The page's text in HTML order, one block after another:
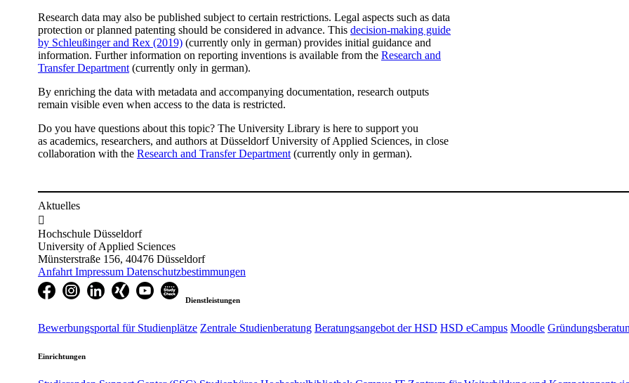
Research data may also be published subject to certain restrictions. Legal aspects such as data
protection or planned patenting should be considered in advance. This decision-making guide
by Schleußinger and Rex (2019) (currently only in german) provides initial guidance and
information. Further information on reporting inventions is available from the Research and
Transfer Department (currently only in german).
By enriching the data with metadata and accompanying documentation, research outputs
remain visible even when access to the data is restricted.
Do you have questions about this topic? The University Library is here to support you
as academics, researchers, and authors at Düsseldorf University of Applied Sciences, in close
collaboration with the Research and Transfer Department (currently only in german).
Aktuelles

Hochschule Düsseldorf
University of Applied Sciences
Münsterstraße 156, 40476 Düsseldorf
Anfahrt Impressum Datenschutzbestimmungen
Dienstleistungen
Bewerbungsportal für Studienplätze Zentrale Studienberatung Beratungsangebot der HSD HSD eCampus Moodle
Einrichtungen